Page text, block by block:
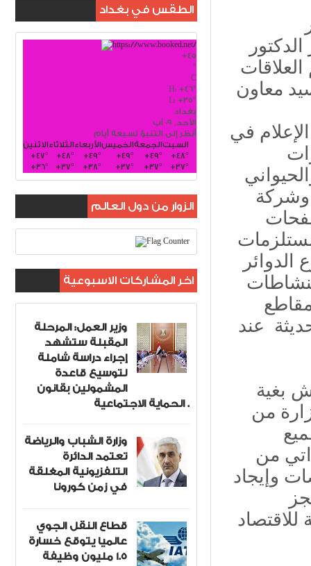
معاون
في
وشركة
الدوائر
مقاطع
عند
بغية
من
من
وإيجاد
الطقس في بغداد
+45
°
C
H: +46°
L: +35°
بغداد
الأحد, 09 آب
أنظر إلى التنبؤ لسبعة أيام
الاثنينالثلاثاءالأربعاءالخميسالجمعةالسبت
+47° +48° +49° +49° +49° +48°
+36° +37° +38° +37° +37° +37°
الزوار من دول العالم
اخر المشاركات الاسبوعية
وزير العمل: المرحلة
المقبلة ستشهد
إجراء دراسة شاملة
لتوسيع قاعدة
المشمولين بقانون
الحماية الاجتماعية .
وزارة الشباب والرياضة
تعتمد الدائرة
التلفزيونية المغلقة
في زمن كورونا
قطاع النقل الجوي
عالميا يتوقع خسارة
1.5 مليون وظيفة